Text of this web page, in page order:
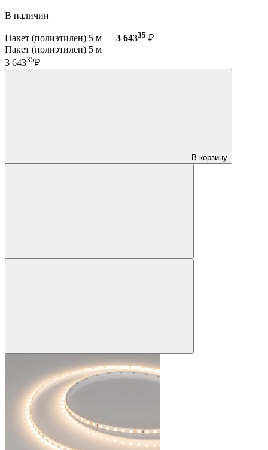
В наличии
Пакет (полиэтилен) 5 м — 3 64335 ₽
Пакет (полиэтилен) 5 м
3 64335₽
В корзину